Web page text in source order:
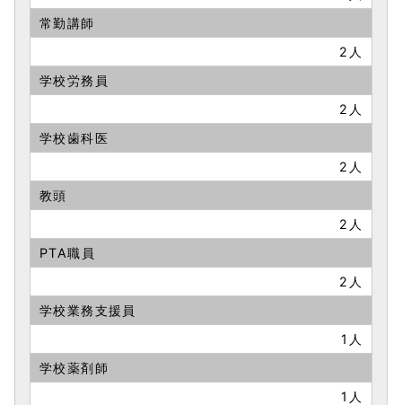
常勤講師
2人
学校労務員
2人
学校歯科医
2人
教頭
2人
PTA職員
2人
学校業務支援員
1人
学校薬剤師
1人